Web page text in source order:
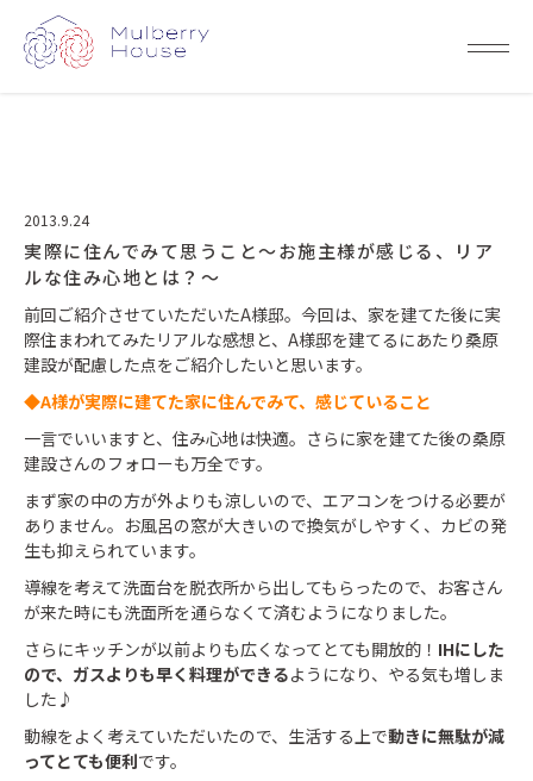
2013.9.24
実際に住んでみて思うこと～お施主様が感じる、リア
ルな住み心地とは？～
前回ご紹介させていただいたA様邸。今回は、家を建てた後に実
際住まわれてみたリアルな感想と、A様邸を建てるにあたり桑原
建設が配慮した点をご紹介したいと思います。
◆A様が実際に建てた家に住んでみて、感じていること
一言でいいますと、住み心地は快適。さらに家を建てた後の桑原
建設さんのフォローも万全です。
まず家の中の方が外よりも涼しいので、エアコンをつける必要が
ありません。お風呂の窓が大きいので換気がしやすく、カビの発
生も抑えられています。
導線を考えて洗面台を脱衣所から出してもらったので、お客さん
が来た時にも洗面所を通らなくて済むようになりました。
さらにキッチンが以前よりも広くなってとても開放的！ IHにした
ので、ガスよりも早く料理ができるようになり、やる気も増しま
した♪
動線をよく考えていただいたので、生活する上で動きに無駄が減
ってとても便利です。